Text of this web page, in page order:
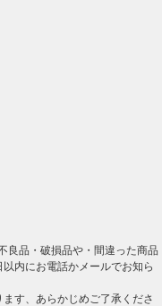
良品・破損品や・間違った商品
内にお電話かメールでお知ら
す、あらかじめご了承くださ